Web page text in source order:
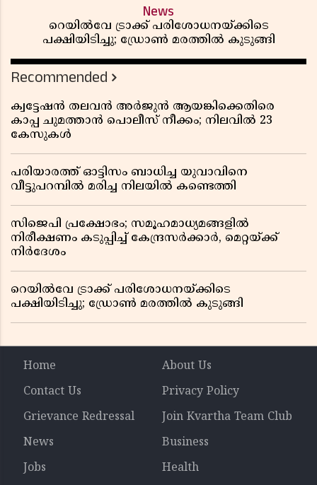
News
റെയിൽവേ ട്രാക്ക് പരിശോധനയ്ക്കിടെ
പക്ഷിയിടിച്ചു; ഡ്രോൺ മരത്തിൽ കുടുങ്ങി
Recommended
ക്വട്ടേഷൻ തലവൻ അർജുൻ ആയങ്കിക്കെതിരെ
കാപ്പ ചുമത്താൻ പൊലീസ് നീക്കം; നിലവിൽ 23
കേസുകൾ
പരിയാരത്ത് ഓട്ടിസം ബാധിച്ച യുവാവിനെ
വീട്ടുപറമ്പിൽ മരിച്ച നിലയിൽ കണ്ടെത്തി
സിജെപി പ്രക്ഷോഭം; സമൂഹമാധ്യമങ്ങളിൽ
നിരീക്ഷണം കടുപ്പിച്ച് കേന്ദ്രസർക്കാർ, മെറ്റയ്ക്ക്
നിർദേശം
റെയിൽവേ ട്രാക്ക് പരിശോധനയ്ക്കിടെ
പക്ഷിയിടിച്ചു; ഡ്രോൺ മരത്തിൽ കുടുങ്ങി
Home
About Us
Contact Us
Privacy Policy
Grievance Redressal
Join Kvartha Team Club
News
Business
Jobs
Health